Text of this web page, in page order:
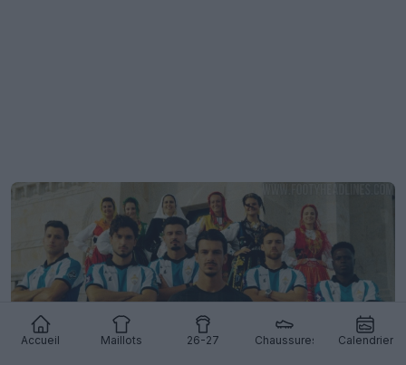
Accueil Maillots 26-27 Chaussures Calendrier